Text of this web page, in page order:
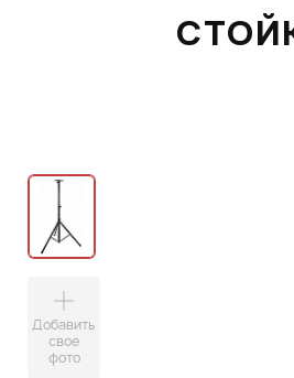
Добавить
свое
фото